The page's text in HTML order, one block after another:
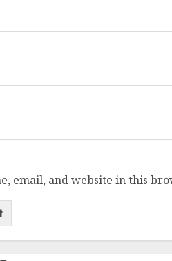
email, and website in this